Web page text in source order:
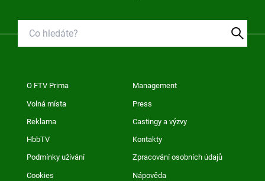
O FTV Prima Management
Volná místa Press
Reklama Castingy a výzvy
HbbTV Kontakty
Podmínky užívání Zpracování osobních údajů
Cookies Nápověda